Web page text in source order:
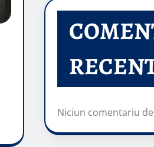
Niciun comentariu